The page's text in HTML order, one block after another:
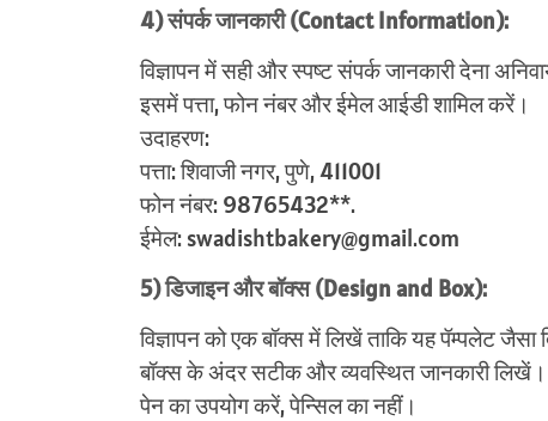
4) संपर्क जानकारी (Contact Information):
विज्ञापन में सही और स्पष्ट संपर्क जानकारी देना
इसमें पत्ता, फोन नंबर और ईमेल आईडी शामिल करें।
उदाहरण:
पत्ता: शिवाजी नगर, पुणे, 411001
फोन नंबर: 98765432**.
ईमेल: swadishtbakery@gmail.com
5) डिजाइन और बॉक्स (Design and Box):
विज्ञापन को एक बॉक्स में लिखें ताकि यह पॅम्पलेट जैसा
बॉक्स के अंदर सटीक और व्यवस्थित जानकारी लिखें।
पेन का उपयोग करें, पेन्सिल का नहीं।